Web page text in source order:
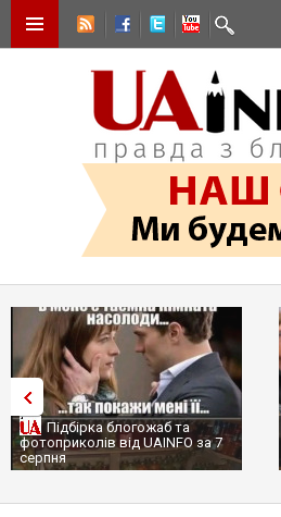
Експослу в США Стефанішиній
обрали запобіжний захід